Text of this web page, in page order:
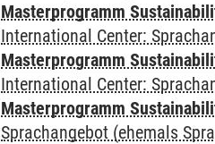
Masterprogramm
International Center:
Masterprogramm
International Center:
Masterprogramm
Sprachangebot (ehemals